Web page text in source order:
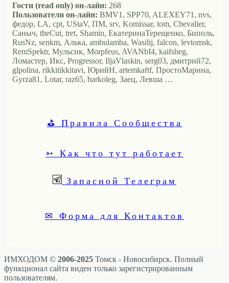
Гости (read only) он-лайн: 268
Пользователи он-лайн: BMV1, SPP70, ALEXEY71, nvs,
федор, LA, cpt, UStaV, ПМ, srv, Komissar, tom, Chevalier,
Саныч, theCut, tret, Shamin, ЕкатеринаТерещенко, Биполь,
RusNz, senkm, Алька, ambulamba, Wasilij, falcon, levtomsk,
RemSpektr, Мульсик, Morpfeus, AVANbI4, kaifsheg,
Ломастер, Икс, Progressor, IljaVlaskin, serg03, дмитрий72,
glpolina, rikkitikkitavi, ЮрийН, artemkaftf, ПростоМарина,
Gyrza81, Lotar, raz65, barkoleg, Заец, Левша …
⛳ Правила Сообщества
➳ Как что тут работает
Запасной Телеграм
✉ Форма для Контактов
ИМХОДОМ © 2006-2025 Томск - Новосибирск. Полный
функционал сайта виден только зарегистрированным
пользователям.